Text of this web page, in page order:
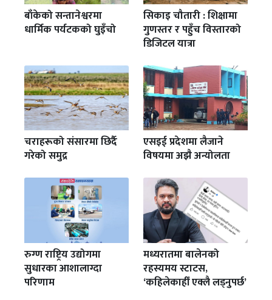
बाँकेको सन्तानेश्वरमा
धार्मिक पर्यटकको घुइँचो
सिकाइ चौतारी : शिक्षामा
गुणस्तर र पहुँच विस्तारको
डिजिटल यात्रा
चराहरूको संसारमा छिर्दै
गरेको समुद्र
एसइई प्रदेशमा लैजाने
विषयमा अझै अन्योलता
रुग्ण राष्ट्रिय उद्योगमा
सुधारका आशालाग्दा
परिणाम
मध्यरातमा बालेनको
रहस्यमय स्टाटस,
‘कहिलेकाहीँ एक्लै लड्नुपर्छ’